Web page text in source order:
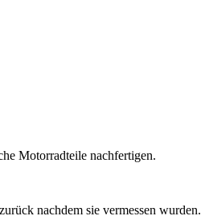
Motorradteile nachfertigen.
nachdem sie vermessen wurden.